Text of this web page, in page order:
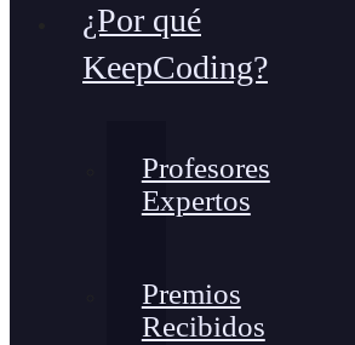
¿Por qué
KeepCoding?
Profesores
Expertos
Premios
Recibidos